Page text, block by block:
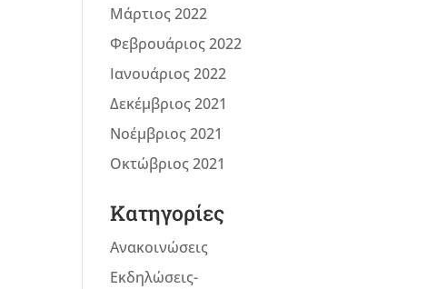
Μάρτιος 2022
Φεβρουάριος 2022
Ιανουάριος 2022
Δεκέμβριος 2021
Νοέμβριος 2021
Οκτώβριος 2021
Kατηγορίες
Ανακοινώσεις
Εκδηλώσεις-